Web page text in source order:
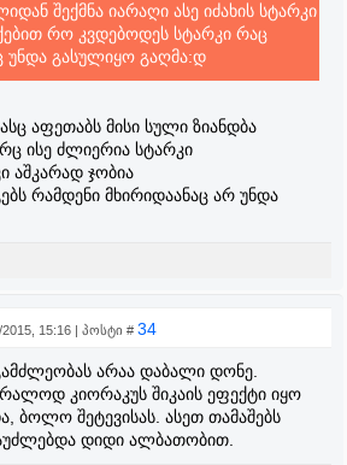
შექმნა იარაღი ასე იძახის სტარკი
რო კვდებოდეს სტარკი რაც
უნდა გასულიყო გაღმა:დ
აფეთაბს მისი სული ზიანდბა
ისე ძლიერია სტარკი
აშკარად ჯობია
რამდენი მხირიდაანაც არ უნდა
2015, 15:16 | პოსტი # 34
არაა დაბალი დონე.
კიორაკუს შიკაის ეფექტი იყო
ბოლო შეტევისას. ასეთ თამაშებს
დიდი ალბათობით.